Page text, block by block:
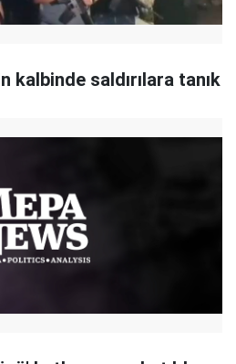
kalbinde saldırılara tanık